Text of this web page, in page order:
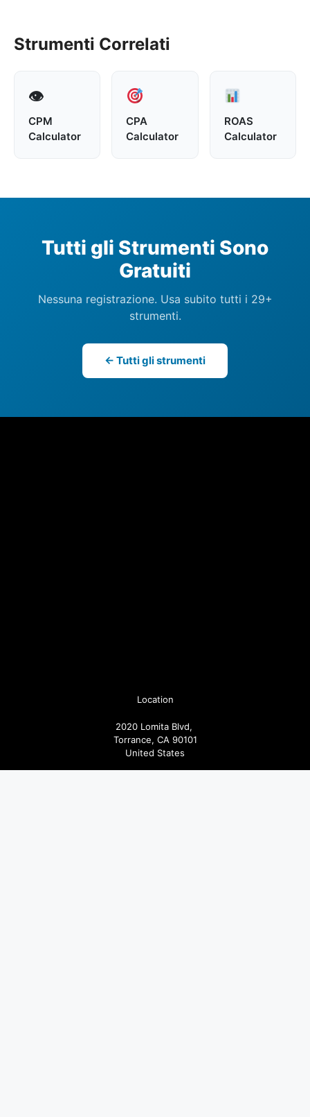
Strumenti Correlati
👁
CPM
Calculator
CPA
Calculator
ROAS
Calculator
Tutti gli Strumenti Sono
Gratuiti
Nessuna registrazione. Usa subito tutti i 29+
strumenti.
← Tutti gli strumenti
Location
2020 Lomita Blvd,
Torrance, CA 90101
United States